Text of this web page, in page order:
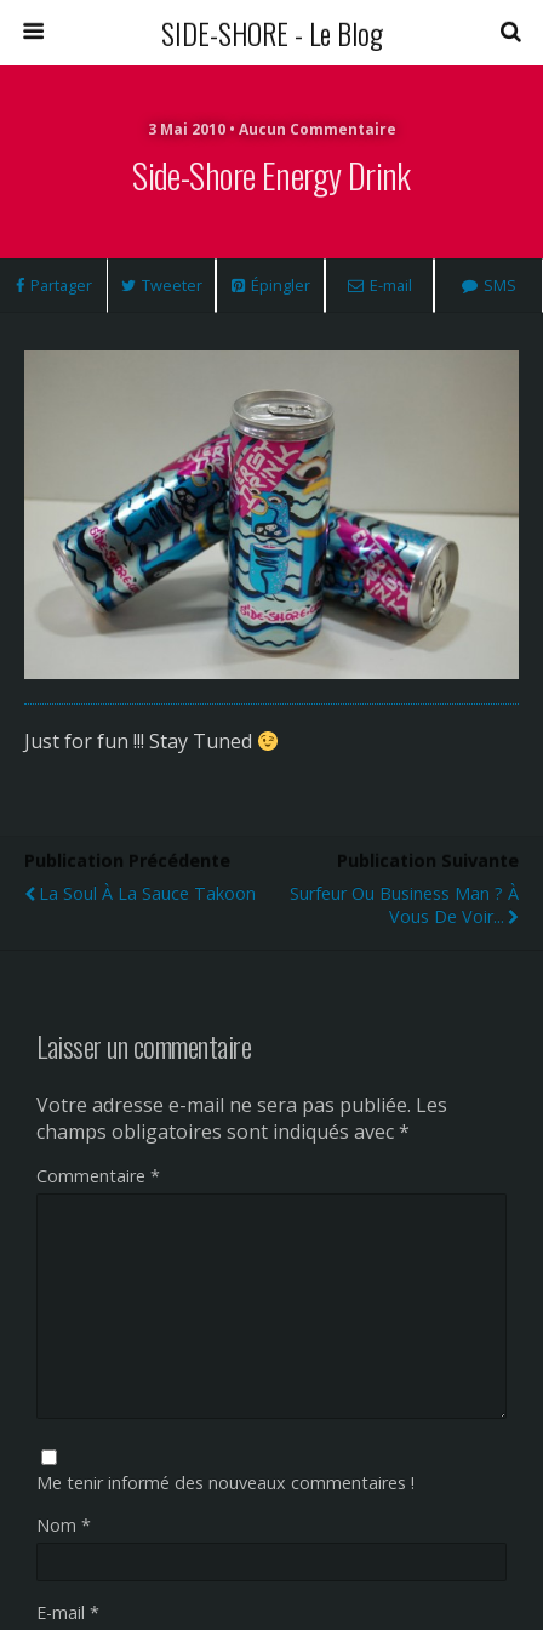
SIDE-SHORE - Le Blog
3 Mai 2010 • Aucun Commentaire
Side-Shore Energy Drink
Partager Tweeter Épingler E-mail SMS
Just for fun !!! Stay Tuned
Publication Précédente
La Soul À La Sauce Takoon
Publication Suivante
Surfeur Ou Business Man ? À
Vous De Voir...
Laisser un commentaire
Votre adresse e-mail ne sera pas publiée. Les
champs obligatoires sont indiqués avec*
Commentaire *
Me tenir informé des nouveaux commentaires !
Nom *
E-mail *